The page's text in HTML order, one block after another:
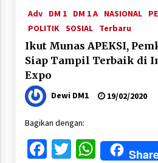
Adv DM 1 DM 1 A NASIONAL
POLITIK SOSIAL Terbaru
Ikut Munas APEKSI,
Siap Tampil Terbaik di
Expo
Dewi DM1 19/02/2020
Bagikan dengan:
Facebook
Twitter